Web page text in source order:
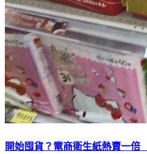
開始囤貨？電商衛生紙熱賣一